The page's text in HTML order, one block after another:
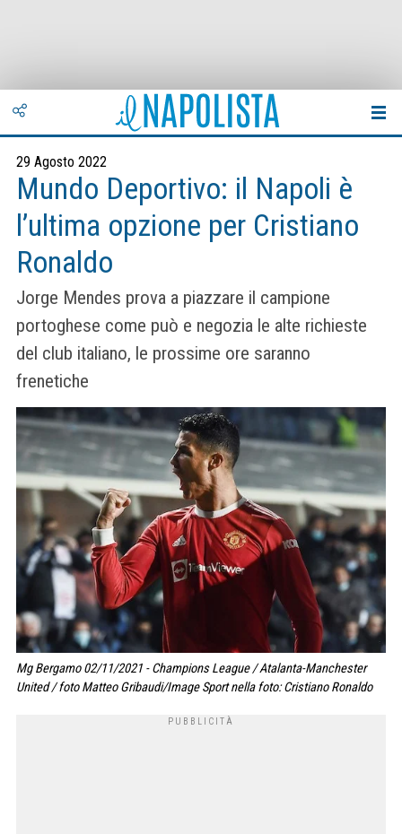
29 Agosto 2022
Mundo Deportivo: il Napoli è
l’ultima opzione per Cristiano
Ronaldo
Jorge Mendes prova a piazzare il campione
portoghese come può e negozia le alte richieste
del club italiano, le prossime ore saranno
frenetiche
Mg Bergamo 02/11/2021 - Champions League / Atalanta-Manchester
United / foto Matteo Gribaudi/Image Sport nella foto: Cristiano Ronaldo